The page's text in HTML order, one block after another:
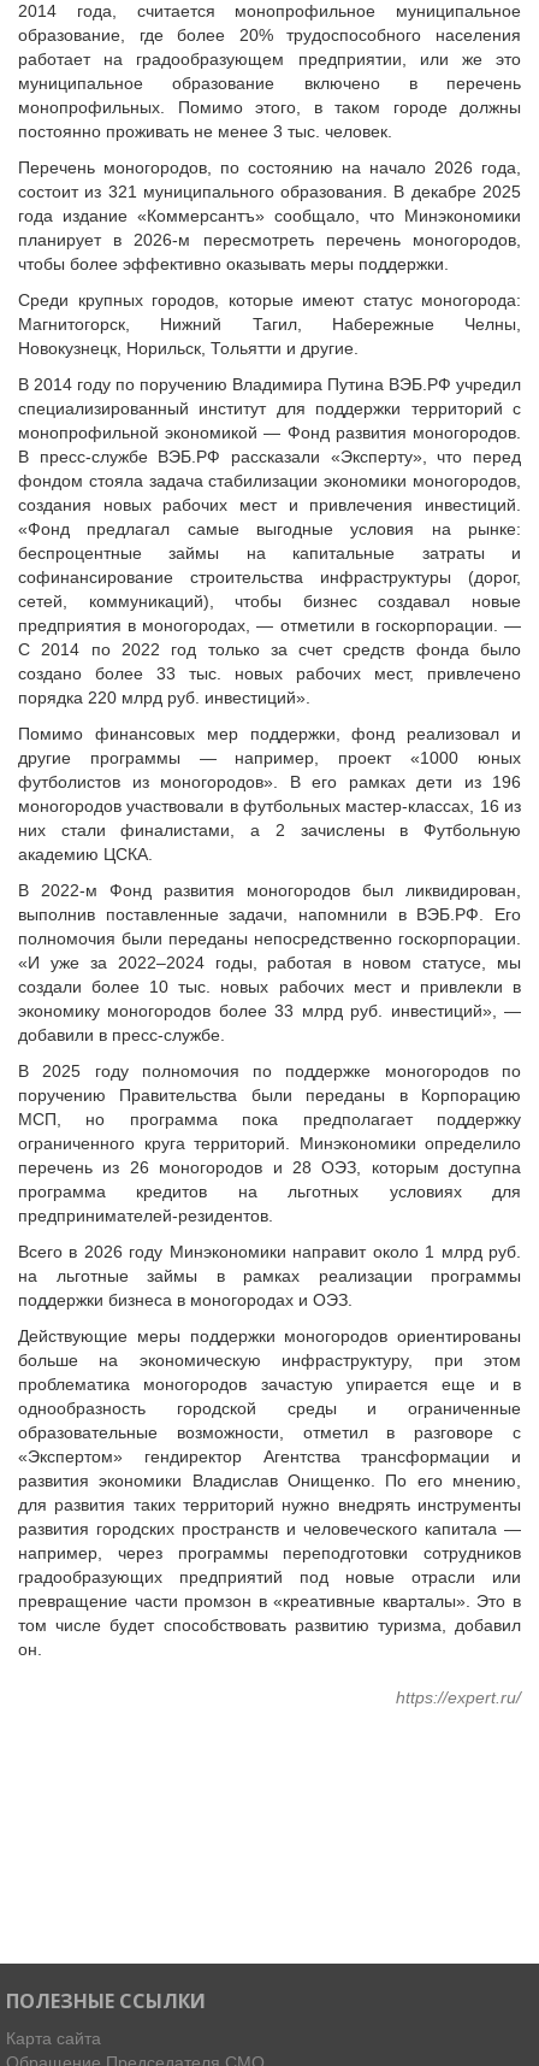
2014 года, считается монопрофильное муниципальное
образование, где более 20% трудоспособного населения
работает на градообразующем предприятии, или же это
муниципальное образование включено в перечень
монопрофильных. Помимо этого, в таком городе должны
постоянно проживать не менее 3 тыс. человек.
Перечень моногородов, по состоянию на начало 2026 года,
состоит из 321 муниципального образования. В декабре 2025
года издание «Коммерсантъ» сообщало, что Минэкономики
планирует в 2026-м пересмотреть перечень моногородов,
чтобы более эффективно оказывать меры поддержки.
Среди крупных городов, которые имеют статус моногорода:
Магнитогорск, Нижний Тагил, Набережные Челны,
Новокузнецк, Норильск, Тольятти и другие.
В 2014 году по поручению Владимира Путина ВЭБ.РФ учредил
специализированный институт для поддержки территорий с
монопрофильной экономикой — Фонд развития моногородов.
В пресс-службе ВЭБ.РФ рассказали «Эксперту», что перед
фондом стояла задача стабилизации экономики моногородов,
создания новых рабочих мест и привлечения инвестиций.
«Фонд предлагал самые выгодные условия на рынке:
беспроцентные займы на капитальные затраты и
софинансирование строительства инфраструктуры (дорог,
сетей, коммуникаций), чтобы бизнес создавал новые
предприятия в моногородах, — отметили в госкорпорации. —
С 2014 по 2022 год только за счет средств фонда было
создано более 33 тыс. новых рабочих мест, привлечено
порядка 220 млрд руб. инвестиций».
Помимо финансовых мер поддержки, фонд реализовал и
другие программы — например, проект «1000 юных
футболистов из моногородов». В его рамках дети из 196
моногородов участвовали в футбольных мастер-классах, 16 из
них стали финалистами, а 2 зачислены в Футбольную
академию ЦСКА.
В 2022-м Фонд развития моногородов был ликвидирован,
выполнив поставленные задачи, напомнили в ВЭБ.РФ. Его
полномочия были переданы непосредственно госкорпорации.
«И уже за 2022–2024 годы, работая в новом статусе, мы
создали более 10 тыс. новых рабочих мест и привлекли в
экономику моногородов более 33 млрд руб. инвестиций», —
добавили в пресс-службе.
В 2025 году полномочия по поддержке моногородов по
поручению Правительства были переданы в Корпорацию
МСП, но программа пока предполагает поддержку
ограниченного круга территорий. Минэкономики определило
перечень из 26 моногородов и 28 ОЭЗ, которым доступна
программа кредитов на льготных условиях для
предпринимателей-резидентов.
Всего в 2026 году Минэкономики направит около 1 млрд руб.
на льготные займы в рамках реализации программы
поддержки бизнеса в моногородах и ОЭЗ.
Действующие меры поддержки моногородов ориентированы
больше на экономическую инфраструктуру, при этом
проблематика моногородов зачастую упирается еще и в
однообразность городской среды и ограниченные
образовательные возможности, отметил в разговоре с
«Экспертом» гендиректор Агентства трансформации и
развития экономики Владислав Онищенко. По его мнению,
для развития таких территорий нужно внедрять инструменты
развития городских пространств и человеческого капитала —
например, через программы переподготовки сотрудников
градообразующих предприятий под новые отрасли или
превращение части промзон в «креативные кварталы». Это в
том числе будет способствовать развитию туризма, добавил
он.
https://expert.ru/
ПОЛЕЗНЫЕ ССЫЛКИ
Карта сайта